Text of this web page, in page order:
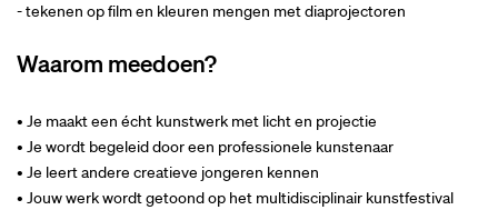
- tekenen op film en kleuren mengen met diaprojectoren
Waarom meedoen?
• Je maakt een écht kunstwerk met licht en projectie
• Je wordt begeleid door een professionele kunstenaar
• Je leert andere creatieve jongeren kennen
• Jouw werk wordt getoond op het multidisciplinair kunstfestival